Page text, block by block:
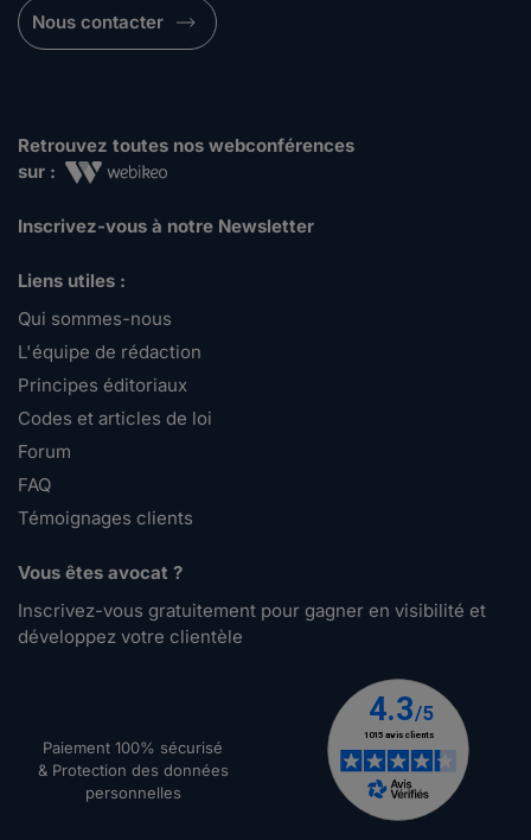
Nous contacter
Retrouvez toutes nos webconférences
sur :
Inscrivez-vous à notre Newsletter
Liens utiles :
Qui sommes-nous
L'équipe de rédaction
Principes éditoriaux
Codes et articles de loi
Forum
FAQ
Témoignages clients
Vous êtes avocat ?
Inscrivez-vous gratuitement pour gagner en visibilité et
développez votre clientèle
Paiement 100% sécurisé
& Protection des données
personnelles